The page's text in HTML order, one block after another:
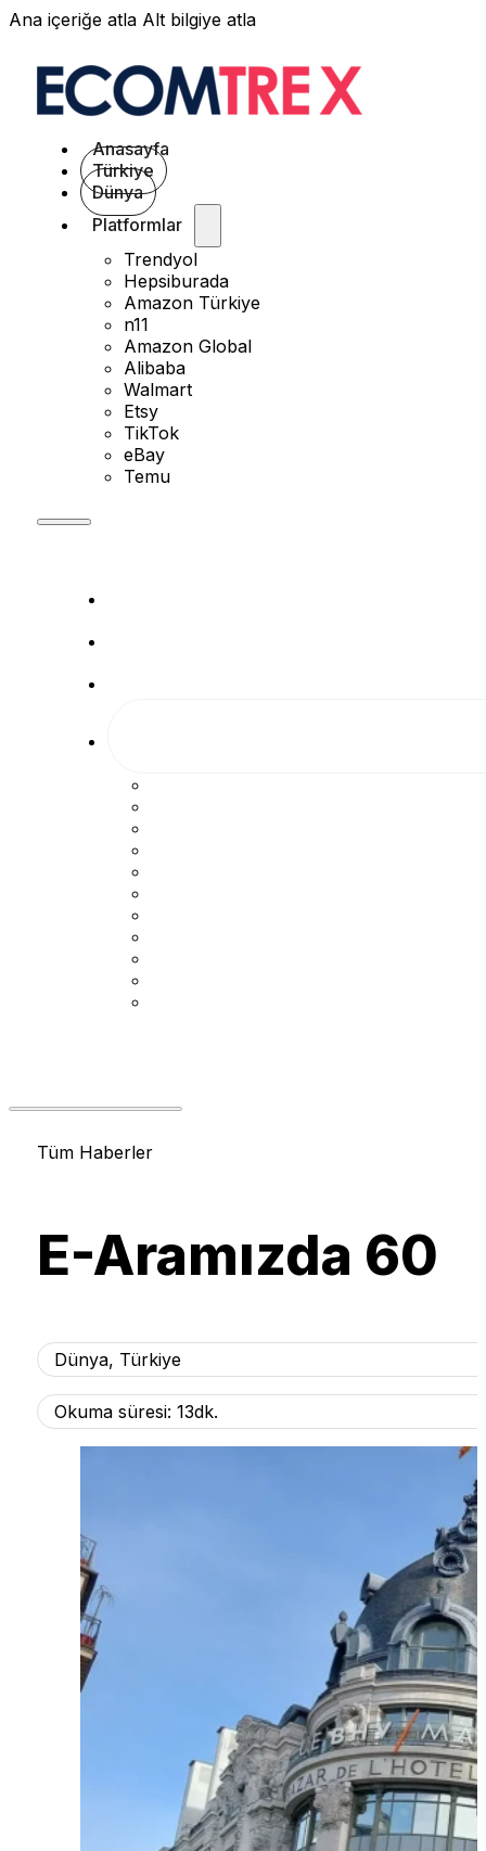
Ana içeriğe atla Alt bilgiye atla
Anasayfa
Türkiye
Dünya
Platformlar
Trendyol
Hepsiburada
Amazon Türkiye
n11
Amazon Global
Alibaba
Walmart
Etsy
TikTok
eBay
Temu
Tüm Haberler
E-Aramızda 60
Dünya, Türkiye
Okuma süresi: 13dk.